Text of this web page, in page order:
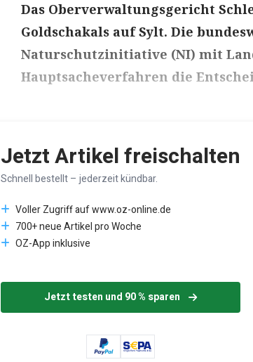
Das Oberverwaltungsgericht
Goldschakals auf Sylt. Die
Naturschutzinitiative (NI) mit
Hauptsacheverfahren die
Jetzt Artikel freischalten
Schnell bestellt – jederzeit kündbar.
Voller Zugriff auf www.oz-online.de
700+ neue Artikel pro Woche
OZ-App inklusive
Jetzt testen und 90 % sparen